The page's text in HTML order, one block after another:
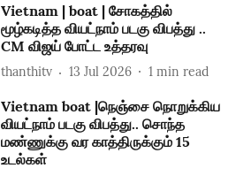
Vietnam | boat | சோகத்தில்
மூழ்கடித்த வியட்நாம் படகு விபத்து ..
CM விஜய் போட்ட உத்தரவு
thanthitv 13 Jul 2026 1 min read
Vietnam boat |நெஞ்சை நொறுக்கிய
வியட்நாம் படகு விபத்து.. சொந்த
மண்ணுக்கு வர காத்திருக்கும் 15
உடல்கள்